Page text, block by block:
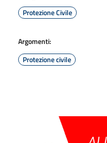
Protezione Civile
Argomenti:
Protezione civile